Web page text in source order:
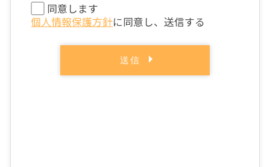
同意します
個人情報保護方針に同意し、送信する